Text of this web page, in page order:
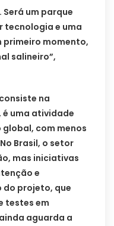
Será um parque
tecnologia e uma
primeiro momento,
salineiro”,
na
uma atividade
com menos
Brasil, o setor
mas iniciativas
e
projeto, que
testes em
aguarda a